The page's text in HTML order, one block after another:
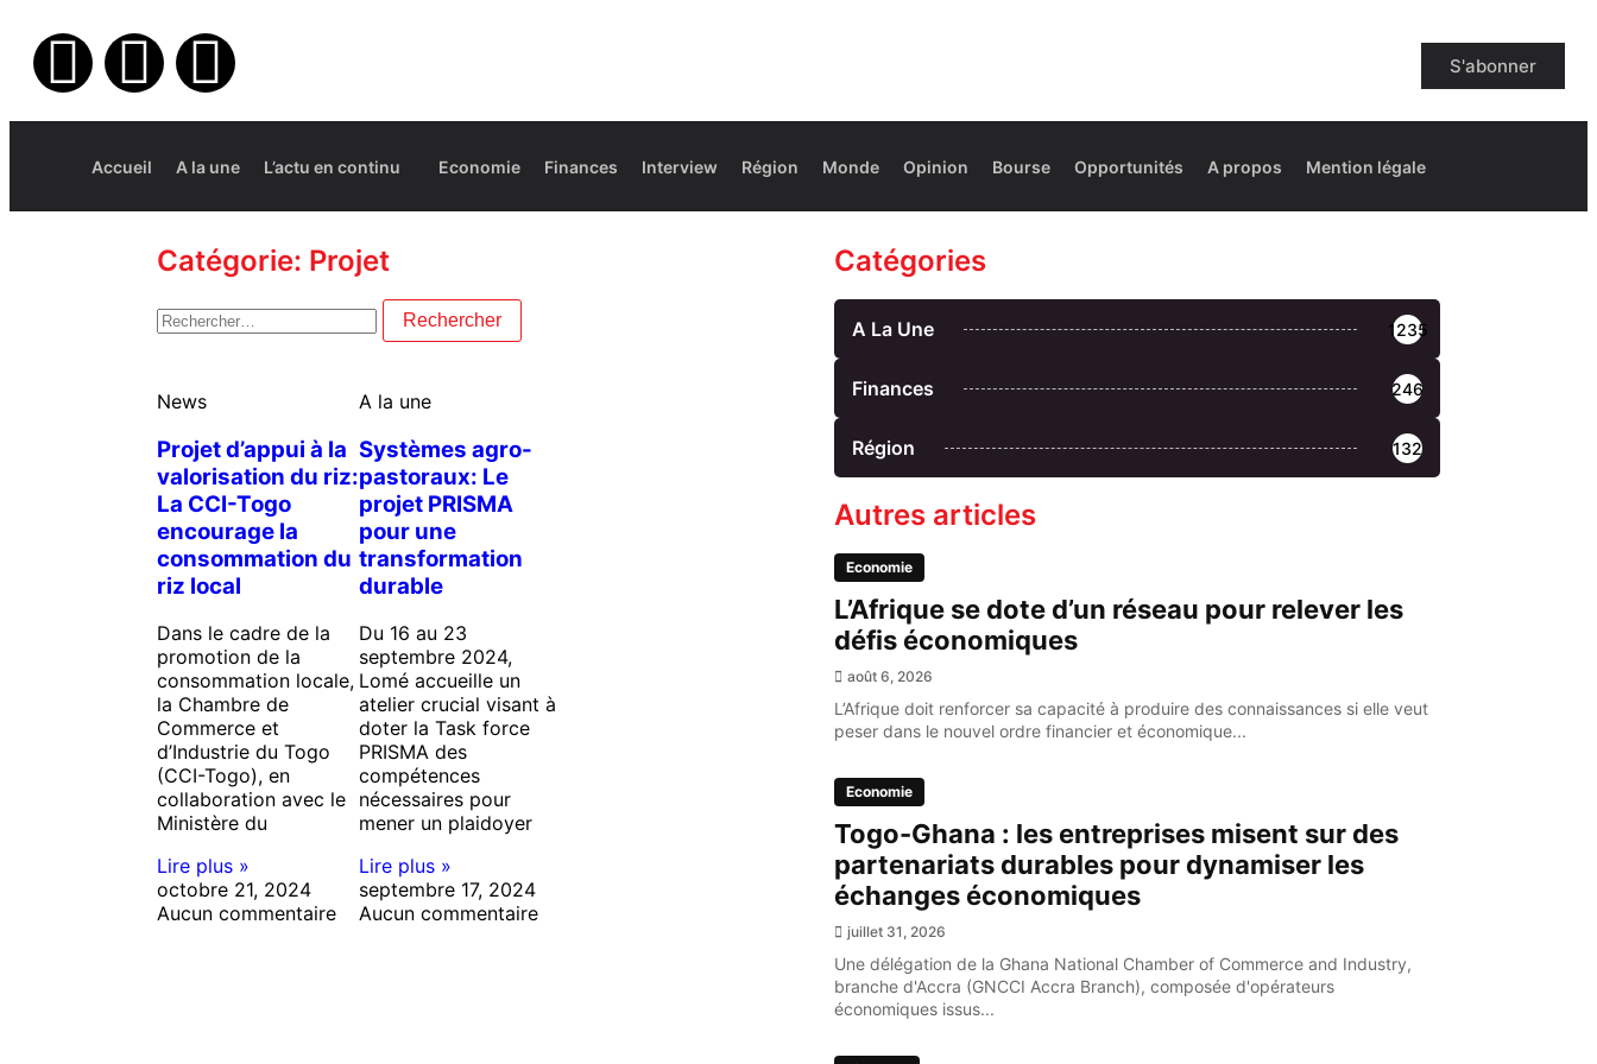
S'abonner
Accueil A la une L’actu en continu Economie Finances Interview Région Monde Opinion Bourse Opportunités A propos Mention légale
Catégorie: Projet
News
Projet d’appui à la
valorisation du riz:
La CCI-Togo
encourage la
consommation du
riz local
Dans le cadre de la
promotion de la
consommation locale,
la Chambre de
Commerce et
d’Industrie du Togo
(CCI-Togo), en
collaboration avec le
Ministère du
Lire plus »
octobre 21, 2024
Aucun commentaire
A la une
Systèmes agro-
pastoraux: Le
projet PRISMA
pour une
transformation
durable
Du 16 au 23
septembre 2024,
Lomé accueille un
atelier crucial visant à
doter la Task force
PRISMA des
compétences
nécessaires pour
mener un plaidoyer
Lire plus »
septembre 17, 2024
Aucun commentaire
Catégories
A La Une 1235
Finances 246
Région 132
Autres articles
Economie
L’Afrique se dote d’un réseau pour relever les
défis économiques
août 6, 2026
L’Afrique doit renforcer sa capacité à produire des connaissances si elle veut
peser dans le nouvel ordre financier et économique...
Economie
Togo-Ghana : les entreprises misent sur des
partenariats durables pour dynamiser les
échanges économiques
juillet 31, 2026
Une délégation de la Ghana National Chamber of Commerce and Industry,
branche d'Accra (GNCCI Accra Branch), composée d'opérateurs
économiques issus...